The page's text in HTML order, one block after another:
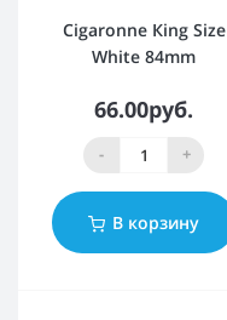
Cigaronne Кing Size
White 84mm
66.00руб.
- +
В корзину